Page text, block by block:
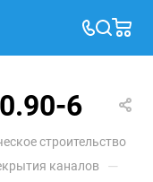
6
строительство
каналов —